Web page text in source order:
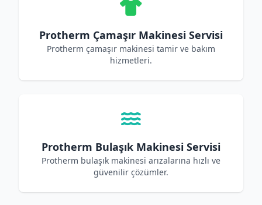
Protherm Çamaşır Makinesi Servisi
Protherm çamaşır makinesi tamir ve bakım
hizmetleri.
Protherm Bulaşık Makinesi Servisi
Protherm bulaşık makinesi arızalarına hızlı ve
güvenilir çözümler.